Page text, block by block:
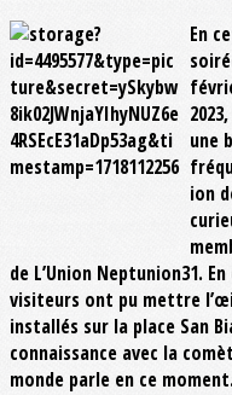
En
une
ion
de L’Union Neptunion31.
visiteurs ont pu mettre
installés sur la place San
connaissance avec la
monde parle en ce